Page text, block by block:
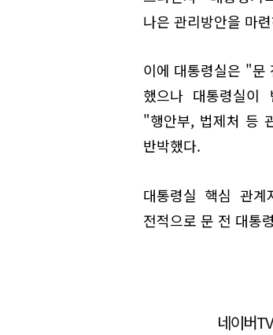
나은 관리방안을 마
이에 대통령실은 "문
했으나 대통령실이
"행안부, 법제처 등
반박했다.
대통령실 핵심 관
전적으로 문 전 대통
네이버TV